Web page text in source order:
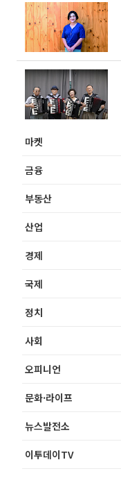
마켓
금융
부동산
산업
경제
국제
정치
사회
오피니언
문화·라이프
뉴스발전소
이투데이TV